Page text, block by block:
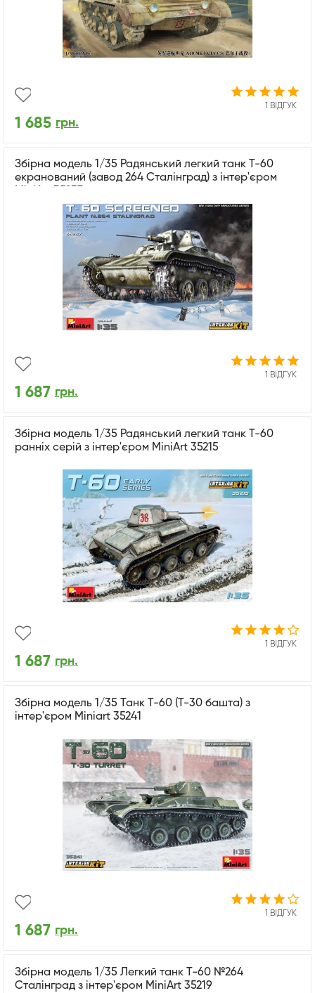
1 ВІДГУК
1 685 грн.
Збірна модель 1/35 Радянський легкий танк Т-60
екранований (завод 264 Сталінград) з інтер'єром
1 ВІДГУК
1 687 грн.
Збірна модель 1/35 Радянський легкий танк T-60
ранніх серій з інтер'єром MiniArt 35215
1 ВІДГУК
1 687 грн.
Збірна модель 1/35 Танк Т-60 (Т-30 башта) з
інтер'єром Miniart 35241
1 ВІДГУК
1 687 грн.
Збірна модель 1/35 Легкий танк Т-60 №264
Сталінград з інтер'єром MiniArt 35219